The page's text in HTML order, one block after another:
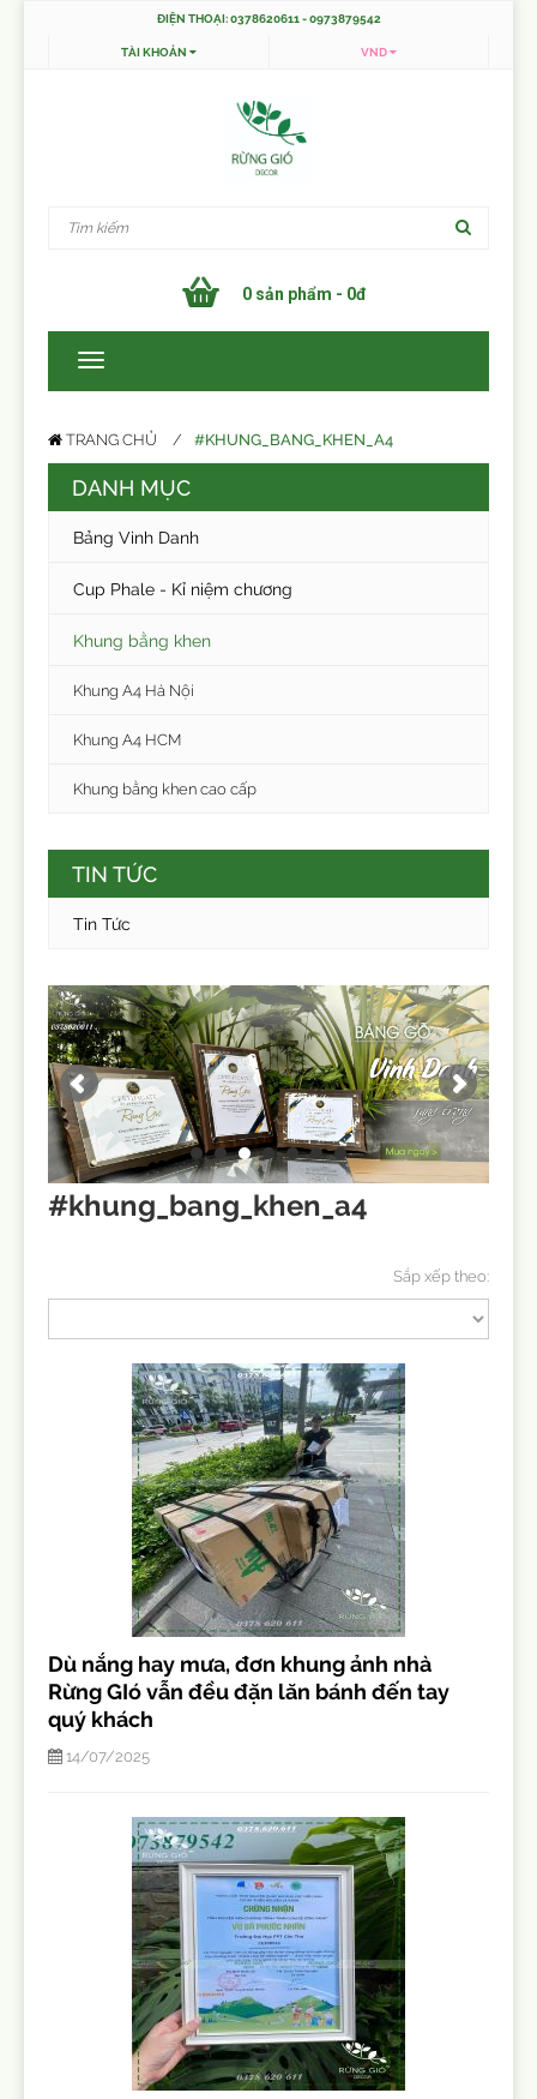
ĐIỆN THOẠI: 0378620611 - 0973879542
TÀI KHOẢN
VND
0 sản phẩm - 0đ
TRANG CHỦ #KHUNG_BANG_KHEN_A4
DANH MỤC
Bảng Vinh Danh
Cup Phale - Kỉ niệm chương
Khung bằng khen
Khung A4 Hà Nội
Khung A4 HCM
Khung bằng khen cao cấp
TIN TỨC
Tin Tức
#khung_bang_khen_a4
Sắp xếp theo:
Dù nắng hay mưa, đơn khung ảnh nhà
Rừng GIó vẫn đều đặn lăn bánh đến tay
quý khách
14/07/2025